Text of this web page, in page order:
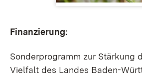
Finanzierung:
Sonderprogramm zur Stärkung
Vielfalt des Landes Baden-